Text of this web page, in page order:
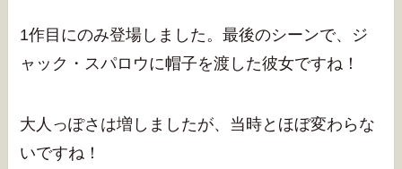
1作目にのみ登場しました。最後のシーンで、ジ
ャック・スパロウに帽子を渡した彼女ですね！
大人っぽさは増しましたが、当時とほぼ変わらな
いですね！